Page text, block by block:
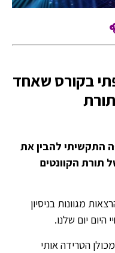
בקורס שאחד
התקשיתי להבין את
תורת הקוונטים
מגוונות בניסיון
היום יום שלנו.
הטרידה אותי